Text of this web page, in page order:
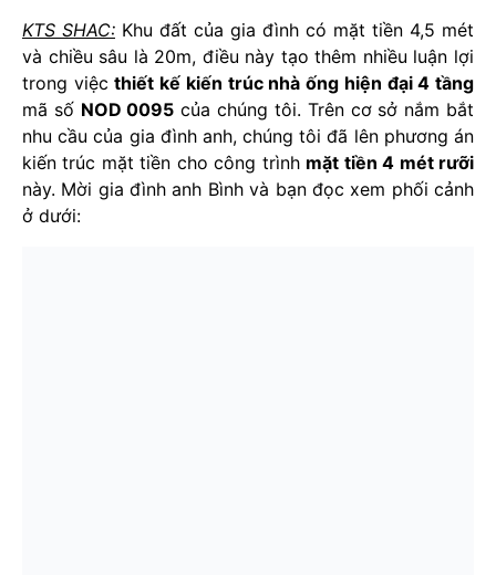
KTS SHAC: Khu đất của gia đình có mặt tiền 4,5 mét
và chiều sâu là 20m, điều này tạo thêm nhiều luận lợi
trong việcthiết kế kiến trúc nhà ống hiện đại 4 tầng
mã số NOD 0095 của chúng tôi. Trên cơ sở nắm bắt
nhu cầu của gia đình anh, chúng tôi đã lên phương án
kiến trúc mặt tiền cho công trình mặt tiền 4 mét rưỡi
này. Mời gia đình anh Bình và bạn đọc xem phối cảnh
ở dưới: